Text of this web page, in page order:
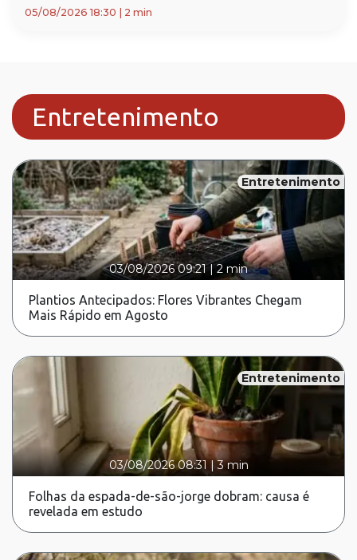
05/08/2026 18:30 2 min
Entretenimento
Entretenimento
03/08/2026 09:21|2 min
Plantios Antecipados: Flores Vibrantes Chegam
Mais Rápido em Agosto
Entretenimento
03/08/2026 08:31 |3 min
Folhas da espada-de-são-jorge dobram: causa é
revelada em estudo